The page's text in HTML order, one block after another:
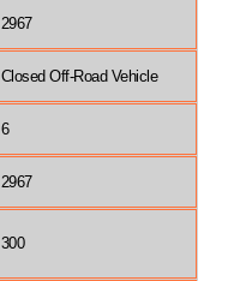
2967
Closed Off-Road Vehicle
6
2967
300